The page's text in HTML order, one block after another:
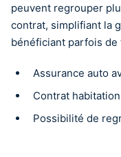
peuvent regrouper
contrat, simplifiant la
bénéficiant parfois de
Assurance auto
Contrat
Possibilité de